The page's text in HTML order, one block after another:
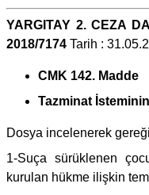
YARGITAY 2. CEZA
2018/7174 Tarih :
CMK 142. Madde
Tazminat
Dosya incelenerek
1-Suça sürüklenen
kurulan hükme ilişkin